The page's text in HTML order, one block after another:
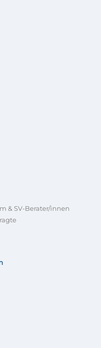
& SV-Berater/innen